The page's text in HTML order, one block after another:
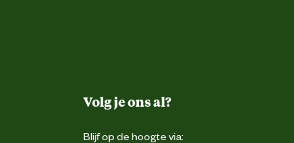
Volg je ons al?
Blijf op de hoogte via: